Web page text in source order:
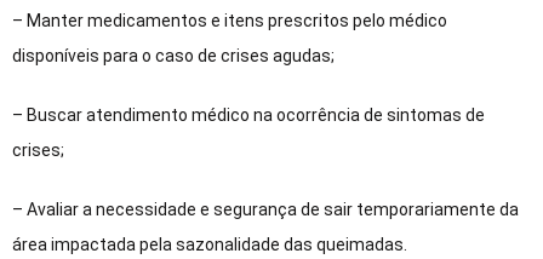
– Manter medicamentos e itens prescritos pelo médico
disponíveis para o caso de crises agudas;
– Buscar atendimento médico na ocorrência de sintomas de
crises;
– Avaliar a necessidade e segurança de sair temporariamente da
área impactada pela sazonalidade das queimadas.